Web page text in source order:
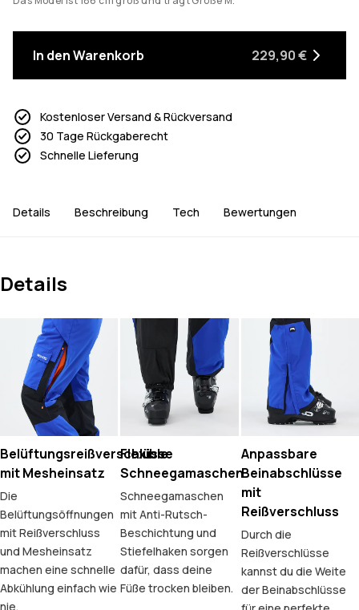
In den Warenkorb 229,90 €
Kostenloser Versand & Rückversand
30 Tage Rückgaberecht
Schnelle Lieferung
Details Beschreibung Tech Bewertungen
Details
Belüftungsreißverschlüsse
mit Mesheinsatz
Die
Belüftungsöffnungen
mit Reißverschluss
und Mesheinsatz
machen eine schnelle
Abkühlung einfach wie
nie.
Flexible
Schneegamaschen
Schneegamaschen
mit Anti-Rutsch-
Beschichtung und
Stiefelhaken sorgen
dafür, dass deine
Füße trocken bleiben.
Anpassbare
Beinabschlüsse
mit
Reißverschluss
Durch die
Reißverschlüsse
kannst du die Weite
der Beinabschlüsse